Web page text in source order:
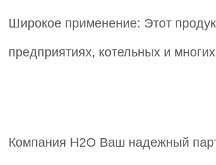
Широкое применение: Этот
предприятиях, котельных и
Компания Н2О Ваш надежный